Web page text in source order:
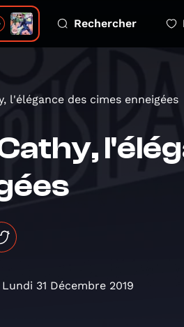
Rechercher
l'élégance des cimes enneigées
Lundi 31 Décembre 2019